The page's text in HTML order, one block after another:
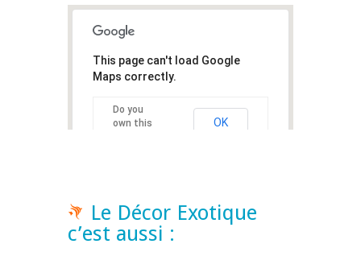
This page can't load Google
Maps correctly.
Do you
own this
OK
Le Décor Exotique
c’est aussi :